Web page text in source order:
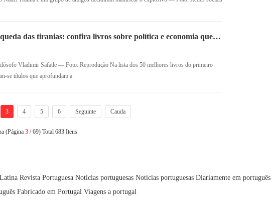
das tiranias: confira livros sobre política e economia que se
Vladimir Safatle — Foto: Reprodução Na lista dos 50 melhores livros do primeiro
se títulos que aprofundam a
3 4 5 6 Seguinte Cauda
(Página 3/ 69) Total 683 Itens
Revista Portuguesa Notícias portuguesas Notícias portuguesas Diariamente em português
Fabricado em Portugal Viagens a portugal